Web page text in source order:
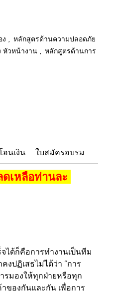
, หลักสูตรด้านความปลอดภัย
หัวหน้างาน , หลักสูตรด้านการ
นเงิน ใบสมัครอบรม
เหลือท่านละ
ได้ก็คือการทำงานเป็นทีม
งปฏิเสธไม่ได้ว่า “การ
รมองให้ทุกฝ่ายหรือทุก
ของกันและกัน เพื่อการ